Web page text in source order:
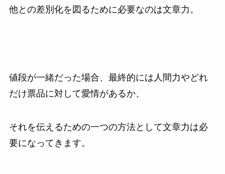
他との差別化を図るために必要なのは文章力。
値段が一緒だった場合、最終的には人間力やどれ
だけ票品に対して愛情があるか、
それを伝えるための一つの方法として文章力は必
要になってきます。